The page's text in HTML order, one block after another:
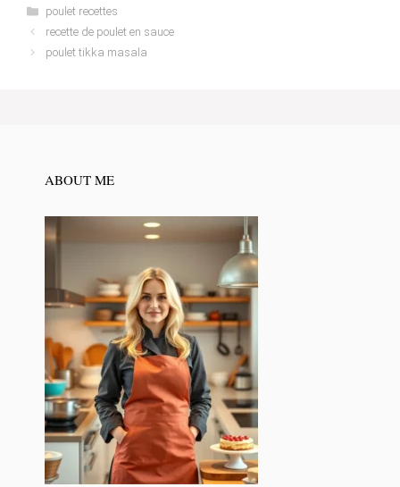
Categories
poulet recettes
recette de poulet en sauce
poulet tikka masala
ABOUT ME